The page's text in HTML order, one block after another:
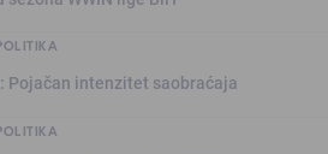
Pojačan intenzitet saobraćaja